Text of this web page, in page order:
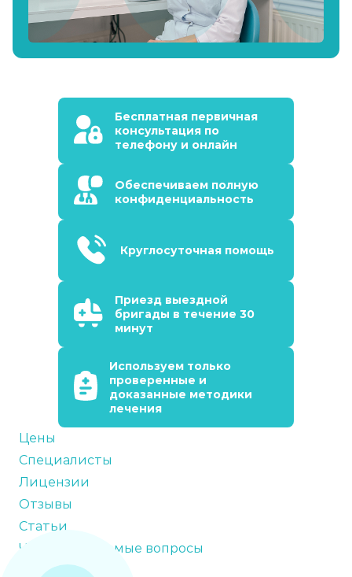
Бесплатная первичная
консультация по
телефону и онлайн
Обеспечиваем полную
конфиденциальность
Круглосуточная помощь
Приезд выездной
бригады в течение 30
минут
Используем только
проверенные и
доказанные методики
лечения
Цены
Специалисты
Лицензии
Отзывы
Статьи
Часто задаваемые вопросы